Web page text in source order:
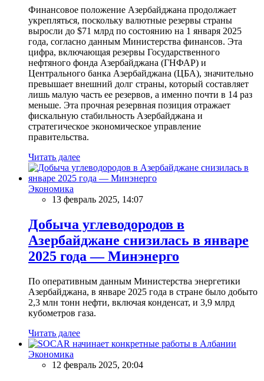
Финансовое положение Азербайджана продолжает
укрепляться, поскольку валютные резервы страны
выросли до $71 млрд по состоянию на 1 января 2025
года, согласно данным Министерства финансов. Эта
цифра, включающая резервы Государственного
нефтяного фонда Азербайджана (ГНФАР) и
Центрального банка Азербайджана (ЦБА), значительно
превышает внешний долг страны, который составляет
лишь малую часть ее резервов, а именно почти в 14 раз
меньше. Эта прочная резервная позиция отражает
фискальную стабильность Азербайджана и
стратегическое экономическое управление
правительства.
Читать далее
Экономика
13 февраль 2025, 14:07
Добыча углеводородов в
Азербайджане снизилась в январе
2025 года — Минэнерго
По оперативным данным Министерства энергетики
Азербайджана, в январе 2025 года в стране было добыто
2,3 млн тонн нефти, включая конденсат, и 3,9 млрд
кубометров газа.
Читать далее
Экономика
12 февраль 2025, 20:04